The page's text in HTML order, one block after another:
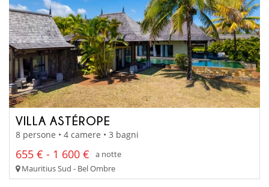
VILLA ASTÉROPE
8 persone • 4 camere • 3 bagni
655 € - 1 600 €
a notte
Mauritius Sud - Bel Ombre